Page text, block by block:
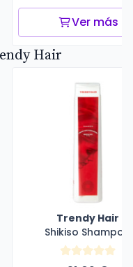
Ver más
Hair
Trendy Hair
Shikiso Shampoo